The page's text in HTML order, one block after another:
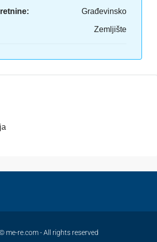
Građevinsko
Zemljište
me-re.com - All rights reserved